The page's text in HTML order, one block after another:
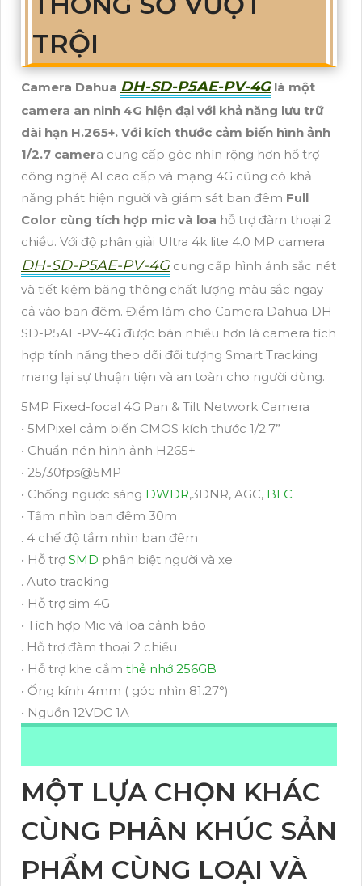
TRỘI
Camera Dahua DH-SD-P5AE-PV-4Glà một
camera an ninh 4G hiện đại với khả năng lưu trữ
dài hạn H.265+. Với kích thước cảm biến hình ảnh
1/2.7 camera cung cấp góc nhìn rộng hơn hổ trợ
công nghệ AI cao cấp và mạng 4G cũng có khả
năng phát hiện người và giám sát ban đêm Full
Color cùng tích hợp mic và loa hỗ trợ đàm thoại 2
chiều. Với độ phân giải Ultra 4k lite 4.0 MP camera
DH-SD-P5AE-PV-4Gcung cấp hình ảnh sắc nét
và tiết kiệm băng thông chất lượng màu sắc ngay
cả vào ban đêm. Điểm làm cho Camera Dahua DH-
SD-P5AE-PV-4G được bán nhiều hơn là camera tích
hợp tính năng theo dõi đối tượng Smart Tracking
mang lại sự thuận tiện và an toàn cho người dùng.
5MP Fixed-focal 4G Pan & Tilt Network Camera
• 5MPixel cảm biến CMOS kích thước 1/2.7”
• Chuẩn nén hình ảnh H265+
• 25/30fps@5MP
• Chống ngược sáng DWDR,3DNR, AGC, BLC
• Tầm nhìn ban đêm 30m
. 4 chế độ tầm nhìn ban đêm
• Hỗ trợ SMD phân biệt người và xe
. Auto tracking
• Hỗ trợ sim 4G
• Tích hợp Mic và loa cảnh báo
. Hỗ trợ đàm thoại 2 chiều
• Hỗ trợ khe cắm thẻ nhớ 256GB
• Ống kính 4mm ( góc nhìn 81.27°)
• Nguồn 12VDC 1A
MỘT LỰA CHỌN KHÁC
CÙNG PHÂN KHÚC SẢN
PHẨM CÙNG LOẠI VÀ